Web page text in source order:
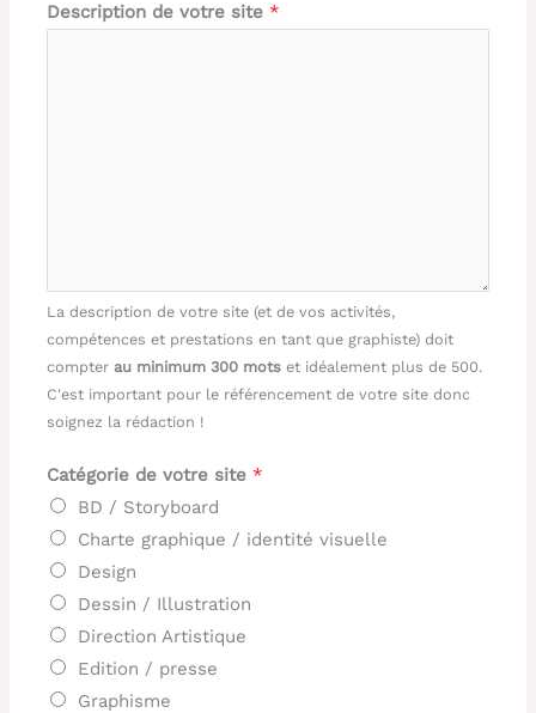
Description de votre site *
La description de votre site (et de vos activités,
compétences et prestations en tant que graphiste) doit
compter au minimum 300 mots et idéalement plus de 500.
C'est important pour le référencement de votre site donc
soignez la rédaction !
Catégorie de votre site *
BD / Storyboard
Charte graphique / identité visuelle
Design
Dessin / Illustration
Direction Artistique
Edition / presse
Graphisme